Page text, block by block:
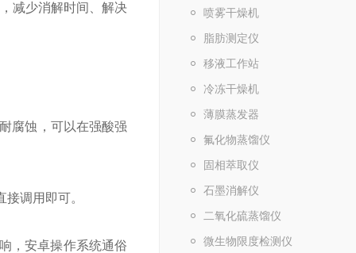
喷雾干燥机
脂肪测定仪
移液工作站
冷冻干燥机
薄膜蒸发器
氟化物蒸馏仪
固相萃取仪
石墨消解仪
二氧化硫蒸馏仪
微生物限度检测仪
减少消解时间、解决
腐蚀，可以在强酸强
调用即可。
，安卓操作系统通俗